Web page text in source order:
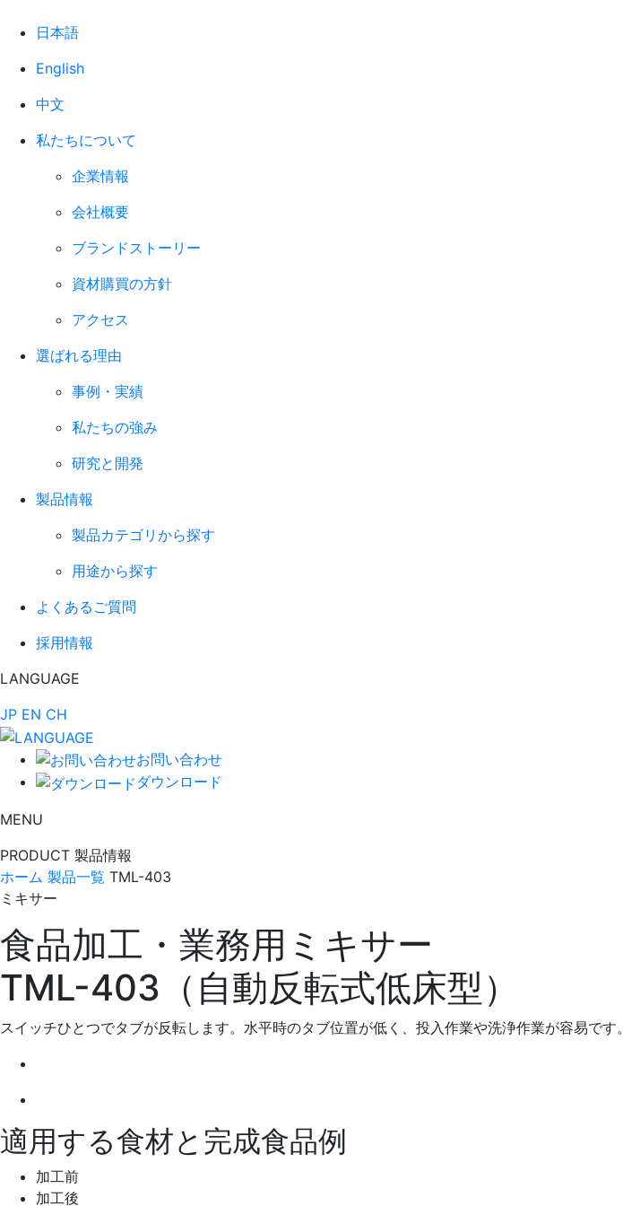
日本語
English
中文
私たちについて
企業情報
会社概要
ブランドストーリー
資材購買の方針
アクセス
選ばれる理由
事例・実績
私たちの強み
研究と開発
製品情報
製品カテゴリから探す
用途から探す
よくあるご質問
採用情報
LANGUAGE
JP EN CH
お問い合わせ
ダウンロード
MENU
PRODUCT 製品情報
ホーム 製品一覧 TML-403
ミキサー
食品加工・業務用ミキサー
TML-403（自動反転式低床型）
スイッチひとつでタブが反転します。水平時のタブ位置が低く、投入作業や洗浄作業が容易です。
適用する食材と完成食品例
加工前
加工後